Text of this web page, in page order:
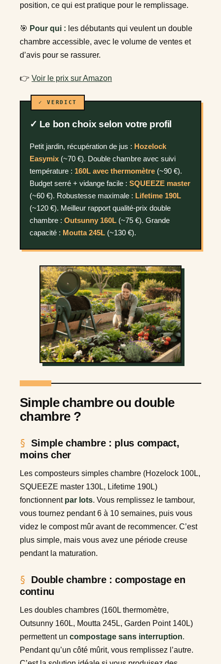
position, ce qui est pratique pour le remplissage.
🎯 Pour qui : les débutants qui veulent un double
chambre accessible, avec le volume de ventes et
d’avis pour se rassurer.
👉 Voir le prix sur Amazon
✓ Le bon choix selon votre profil
Petit jardin, récupération de jus : Hozelock
Easymix (~70 €). Double chambre avec suivi
température : 160L avec thermomètre (~90 €).
Budget serré + vidange facile : SQUEEZE master
(~60 €). Robustesse maximale : Lifetime 190L
(~120 €). Meilleur rapport qualité-prix double
chambre : Outsunny 160L (~75 €). Grande
capacité : Moutta 245L (~130 €).
Simple chambre ou double
chambre ?
Simple chambre : plus compact,
moins cher
Les composteurs simples chambre (Hozelock 100L,
SQUEEZE master 130L, Lifetime 190L)
fonctionnent par lots. Vous remplissez le tambour,
vous tournez pendant 6 à 10 semaines, puis vous
videz le compost mûr avant de recommencer. C’est
plus simple, mais vous avez une période creuse
pendant la maturation.
Double chambre : compostage en
continu
Les doubles chambres (160L thermomètre,
Outsunny 160L, Moutta 245L, Garden Point 140L)
permettent un compostage sans interruption.
Pendant qu’un côté mûrit, vous remplissez l’autre.